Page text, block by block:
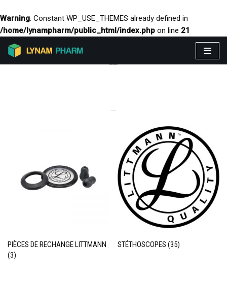
Warning: Constant WP_USE_THEMES already defined in
/home/lynampharm/public_html/index.php on line 21
Aller
PIÈCES DE RECHANGE LITTMANN
(3)
STÉTHOSCOPES(35)